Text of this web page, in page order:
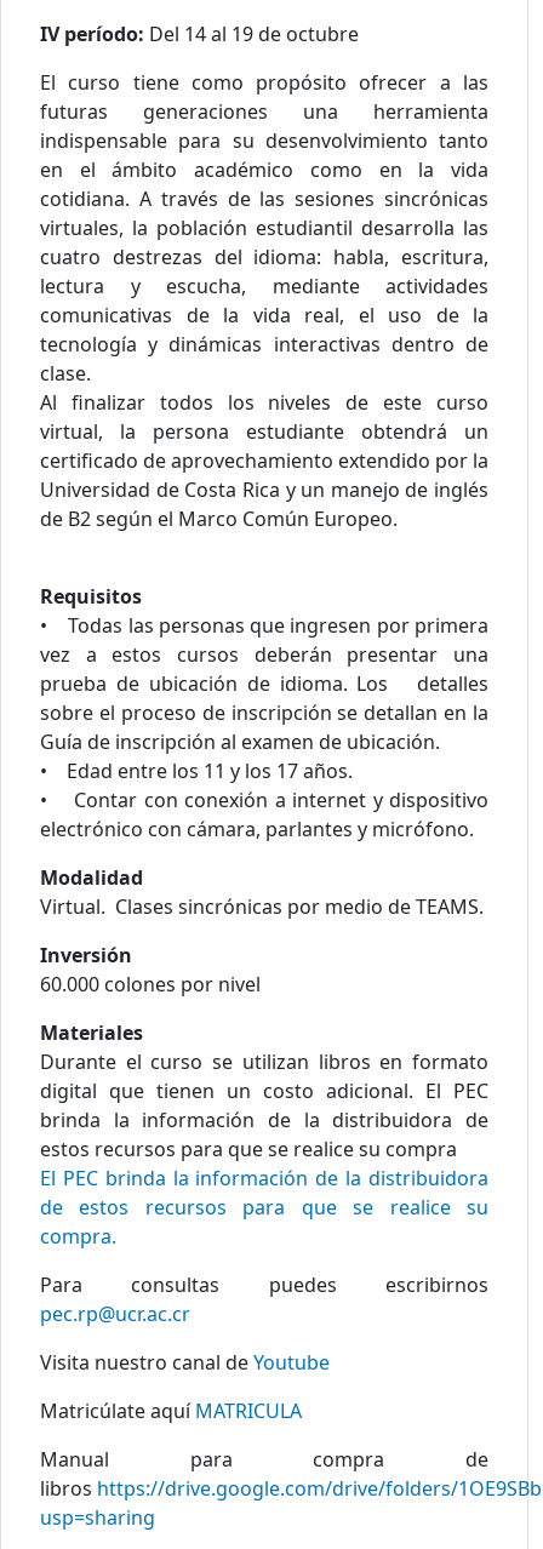
IV período: Del 14 al 19 de octubre
El curso tiene como propósito ofrecer a las
futuras generaciones una herramienta
indispensable para su desenvolvimiento tanto
en el ámbito académico como en la vida
cotidiana. A través de las sesiones sincrónicas
virtuales, la población estudiantil desarrolla las
cuatro destrezas del idioma: habla, escritura,
lectura y escucha, mediante actividades
comunicativas de la vida real, el uso de la
tecnología y dinámicas interactivas dentro de
clase.
Al finalizar todos los niveles de este curso
virtual, la persona estudiante obtendrá un
certificado de aprovechamiento extendido por la
Universidad de Costa Rica y un manejo de inglés
de B2 según el Marco Común Europeo.
Requisitos
• Todas las personas que ingresen por primera
vez a estos cursos deberán presentar una
prueba de ubicación de idioma. Los detalles
sobre el proceso de inscripción se detallan en la
Guía de inscripción al examen de ubicación.
• Edad entre los 11 y los 17 años.
• Contar con conexión a internet y dispositivo
electrónico con cámara, parlantes y micrófono.
Modalidad
Virtual. Clases sincrónicas por medio de TEAMS.
Inversión
60.000 colones por nivel
Materiales
Durante el curso se utilizan libros en formato
digital que tienen un costo adicional. El PEC
brinda la información de la distribuidora de
estos recursos para que se realice su compra
El PEC brinda la información de la distribuidora
de estos recursos para que se realice su
compra.
Para consultas puedes escribirnos
pec.rp@ucr.ac.cr
Visita nuestro canal deYoutube
Matricúlate aquíMATRICULA
Manual para compra de
libros https://drive.google.com/drive/folders/
usp=sharing